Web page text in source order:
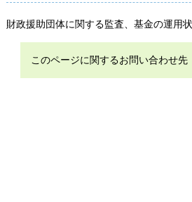
財政援助団体に関する監査、基金の運用
このページに関するお問い合わせ